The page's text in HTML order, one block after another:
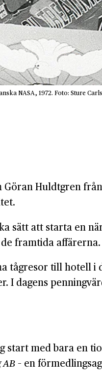
NASA, 1972. Foto: Sture
Huldtgren
sätt att starta en
framtida affärerna.
tåg­resor till hotell i
I dagens
med bara en
AB – en